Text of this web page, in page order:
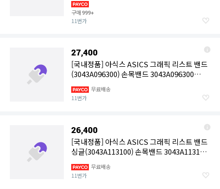
구매999+
11번가
27,400
[국내정품] 아식스 ASICS 그래픽 리스트 밴드
(3043A096300) 손목밴드 3043A096300
무료배송
11번가
26,400
[국내정품] 아식스 ASICS 그래픽 리스트 밴드
싱글(3043A113100) 손목밴드 3043A113100
무료배송
11번가